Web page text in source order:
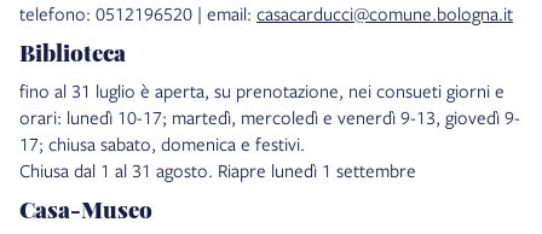
telefono: 0512196520 | email: casacarducci@comune.bologna.it
Biblioteca
fino al 31 luglio è aperta, su prenotazione, nei consueti giorni e
orari: lunedì 10-17; martedì, mercoledì e venerdì 9-13, giovedì 9-
17; chiusa sabato, domenica e festivi.
Chiusa dal 1 al 31 agosto. Riapre lunedì 1 settembre
Casa-Museo